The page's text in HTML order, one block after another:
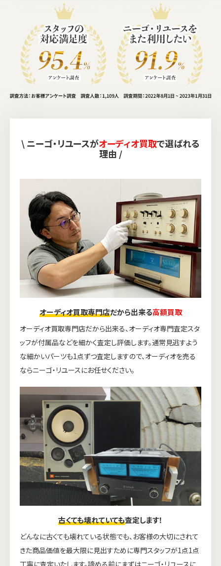
\ ニーゴ・リユースがオーディオ買取で選ばれる
理由 /
オーディオ買取専門店だから出来る高額買取
オーディオ買取専門店だから出来る、オーディオ専門査定スタ
ッフが付属品などを細かく査定し評価します。通常見逃すよう
な細かいパーツも1点ずつ査定しますので、オーディオを売る
ならニーゴ・リユースにお任せください。
古くても壊れていても査定します！
どんなに古くても壊れている状態でも、お客様の大切にされて
きた商品価値を最大限に見出すために専門スタッフが1点1点
丁寧に査定いたします。諦める前にまずはニーゴ・リユースに